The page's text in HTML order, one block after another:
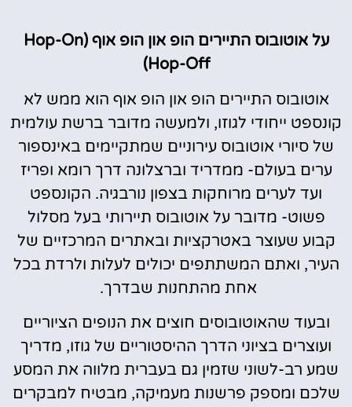
על אוטובוס התיירים הופ און הופ אוף (Hop-On
Hop-Off)
אוטובוס התיירים הופ און הופ אוף הוא ממש לא
קונספט ייחודי לגוזו, ולמעשה מדובר ברשת עולמית
של סיורי אוטובוס עירוניים שמתקיימים באינספור
ערים בעולם- ממדריד וברצלונה דרך רומא ופריז
ועד לערים מרוחקות בצפון נורבגיה. הקונספט
פשוט- מדובר על אוטובוס תיירותי בעל מסלול
קבוע שעוצר באטרקציות ובאתרים המרכזיים של
העיר, ואתם המשתתפים יכולים לעלות ולרדת בכל
אחת מהתחנות שבדרך.
ובעוד שהאוטובוסים חוצים את הנופים הציוריים
ועוצרים בציוני הדרך ההיסטוריים של גוזו, מדריך
שמע רב-לשוני שזמין גם בעברית מלווה את המסע
שלכם ומספק פרשנות מעמיקה, מבטיח למבקרים